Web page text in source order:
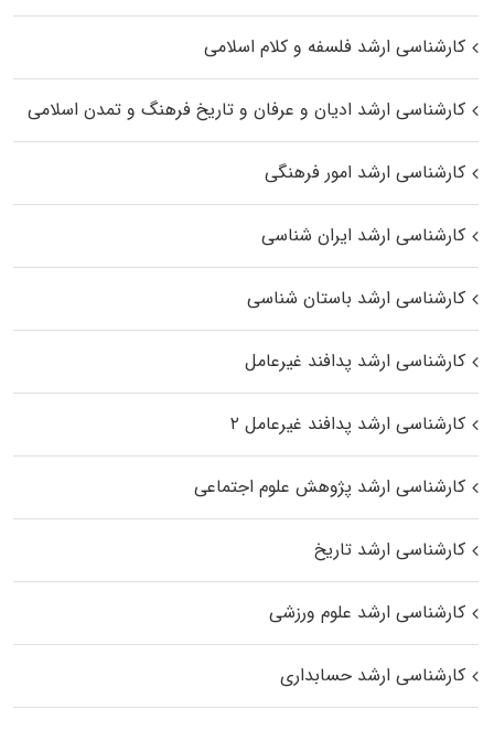
کارشناسی ارشد فلسفه و کلام اسلامی
کارشناسی ارشد ادیان و عرفان و تاریخ فرهنگ و تمدن اسلامی
کارشناسی ارشد امور فرهنگی
کارشناسی ارشد ایران شناسی
کارشناسی ارشد باستان شناسی
کارشناسی ارشد پدافند غیرعامل
کارشناسی ارشد پدافند غیرعامل ۲
کارشناسی ارشد پژوهش علوم اجتماعی
کارشناسی ارشد تاریخ
کارشناسی ارشد علوم ورزشی
کارشناسی ارشد حسابداری